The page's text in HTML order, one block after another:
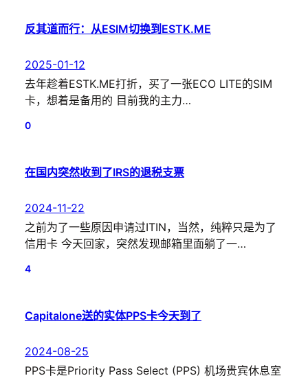
反其道而行：从ESIM切换到ESTK.ME
2025-01-12
去年趁着ESTK.ME打折，买了一张ECO LITE的SIM
卡，想着是备用的 目前我的主力…
0
在国内突然收到了IRS的退税支票
2024-11-22
之前为了一些原因申请过ITIN，当然，纯粹只是为了
信用卡 今天回家，突然发现邮箱里面躺了一…
4
Capitalone送的实体PPS卡今天到了
2024-08-25
PPS卡是Priority Pass Select (PPS) 机场贵宾休息室